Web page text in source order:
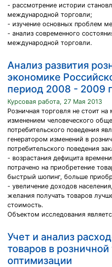
- рассмотрение истории
международной торговли;
- изучение основных проблем
- анализ современного
международной торговли.
Анализ развития
экономике
период 2008 - 2009
Курсовая работа, 27 Мая 2013
Розничная торговля не стоит
изменением человеческого
потребительского поведения
генератором изменений в
потребительского поведения
- возрастания дефицита
потрачено на приобретение
быстрый шопинг, больше
- увеличение доходов
желания получать товаров
стоимость.
Объектом исследования
Учет и анализ
товаров в розничной
оптимизации